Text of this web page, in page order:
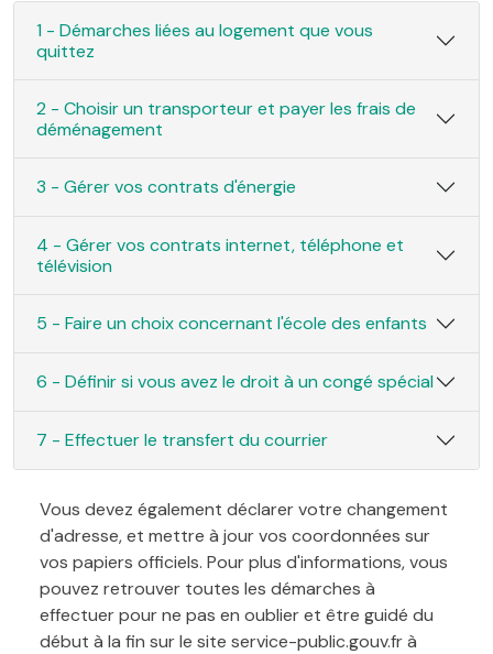
1 - Démarches liées au logement que vous
quittez
2 - Choisir un transporteur et payer les frais de
déménagement
3 - Gérer vos contrats d'énergie
4 - Gérer vos contrats internet, téléphone et
télévision
5 - Faire un choix concernant l'école des enfants
6 - Définir si vous avez le droit à un congé spécial
7 - Effectuer le transfert du courrier
Vous devez également déclarer votre changement
d'adresse, et mettre à jour vos coordonnées sur
vos papiers officiels. Pour plus d'informations, vous
pouvez retrouver toutes les démarches à
effectuer pour ne pas en oublier et être guidé du
début à la fin sur le site service-public.gouv.fr à